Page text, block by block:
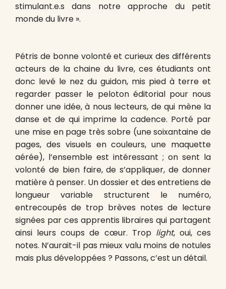
stimulant.e.s dans notre approche du petit
monde du livre ».
Pétris de bonne volonté et curieux des différents
acteurs de la chaine du livre, ces étudiants ont
donc levé le nez du guidon, mis pied à terre et
regarder passer le peloton éditorial pour nous
donner une idée, à nous lecteurs, de qui mène la
danse et de qui imprime la cadence. Porté par
une mise en page très sobre (une soixantaine de
pages, des visuels en couleurs, une maquette
aérée), l’ensemble est intéressant ; on sent la
volonté de bien faire, de s’appliquer, de donner
matière à penser. Un dossier et des entretiens de
longueur variable structurent le numéro,
entrecoupés de trop brèves notes de lecture
signées par ces apprentis libraires qui partagent
ainsi leurs coups de cœur. Trop light, oui, ces
notes. N’aurait-il pas mieux valu moins de notules
mais plus développées ? Passons, c’est un détail.